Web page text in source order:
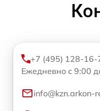
+7 (495) 128-16-
Ежедневно с 9:00
info@kzn.arkon-